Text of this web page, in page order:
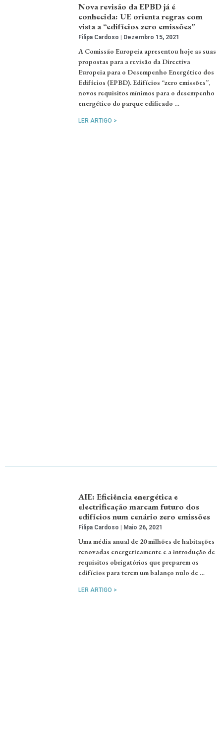
Nova revisão da EPBD já é
conhecida: UE orienta regras com
vista a “edifícios zero emissões”
Filipa Cardoso Dezembro 15, 2021
A Comissão Europeia apresentou hoje as suas
propostas para a revisão da Directiva
Europeia para o Desempenho Energético dos
Edifícios (EPBD). Edifícios “zero emissões”,
novos requisitos mínimos para o desempenho
energético do parque edificado …
LER ARTIGO >
AIE: Eficiência energética e
electrificação marcam futuro dos
edifícios num cenário zero emissões
Filipa Cardoso Maio 26, 2021
Uma média anual de 20 milhões de habitações
renovadas energeticamente e a introdução de
requisitos obrigatórios que preparem os
edifícios para terem um balanço nulo de …
LER ARTIGO >